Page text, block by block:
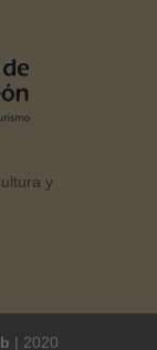
y
| 2020